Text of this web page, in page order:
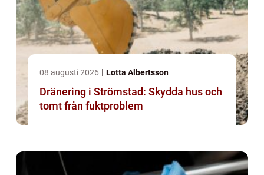
08 augusti 2026 Lotta Albertsson
Dränering i Strömstad: Skydda hus och
tomt från fuktproblem